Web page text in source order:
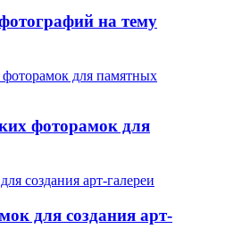
на тему
фоторамок для
для создания арт-